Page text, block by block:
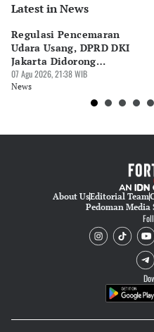
Editor
Editor
Hendra Friana
Latest in News
Regulasi Pencemaran
Udara Usang, DPRD DKI
Jakarta Didorong
Prioritaskan Revisi Perda
07 Agu 2026, 21:38 WIB
News
About UsEditorial Team
Pedoman Media